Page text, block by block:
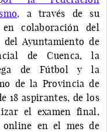
a través de su
colaboración del
Ayuntamiento de
de Cuenca, la
de Fútbol y la
de la Provincia de
18 aspirantes, de los
el examen final,
online en el mes de